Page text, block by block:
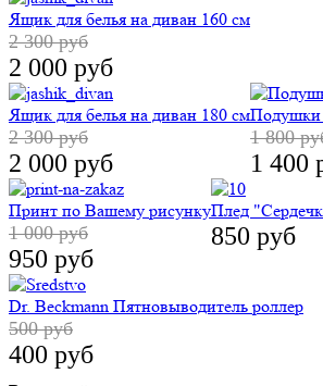
Принт по Вашему рисунку
1 000 руб
950 руб
Плед "Сердечки"
Dr. Beckmann Пятновыводитель роллер
500 руб
400 руб
Выгодный комплект
Диван Elegance Owls (2 группа)
38 126,00 руб
Пуф Novelti 24 (2 группа)